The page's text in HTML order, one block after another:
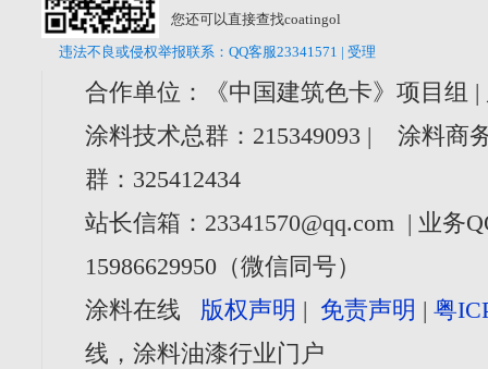
您还可以直接查找coatingol
违法不良或侵权举报联系：QQ客服23341571 | 受理
合作单位：《中国建筑色卡》项目组
涂料技术总群：215349093 | 涂料商
群：325412434
站长信箱：23341570@qq.com | 业务
15986629950（微信同号）
涂料在线 版权声明 | 免责声明 |粤
线，涂料油漆行业门户